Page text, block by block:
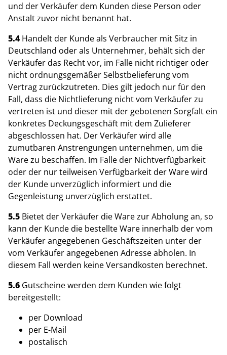
und der Verkäufer dem Kunden diese Person oder
Anstalt zuvor nicht benannt hat.
5.4Handelt der Kunde als Verbraucher mit Sitz in
Deutschland oder als Unternehmer, behält sich der
Verkäufer das Recht vor, im Falle nicht richtiger oder
nicht ordnungsgemäßer Selbstbelieferung vom
Vertrag zurückzutreten. Dies gilt jedoch nur für den
Fall, dass die Nichtlieferung nicht vom Verkäufer zu
vertreten ist und dieser mit der gebotenen Sorgfalt ein
konkretes Deckungsgeschäft mit dem Zulieferer
abgeschlossen hat. Der Verkäufer wird alle
zumutbaren Anstrengungen unternehmen, um die
Ware zu beschaffen. Im Falle der Nichtverfügbarkeit
oder der nur teilweisen Verfügbarkeit der Ware wird
der Kunde unverzüglich informiert und die
Gegenleistung unverzüglich erstattet.
5.5 Bietet der Verkäufer die Ware zur Abholung an, so
kann der Kunde die bestellte Ware innerhalb der vom
Verkäufer angegebenen Geschäftszeiten unter der
vom Verkäufer angegebenen Adresse abholen. In
diesem Fall werden keine Versandkosten berechnet.
5.6 Gutscheine werden dem Kunden wie folgt
bereitgestellt:
per Download
per E-Mail
postalisch